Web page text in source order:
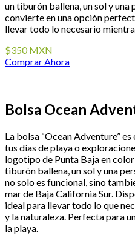
un tiburón ballena, un sol y una
convierte en una opción
llevar todo lo necesario
$350 MXN
Comprar Ahora
Bolsa Ocean
La bolsa “Ocean Adventure”
tus días de playa o
logotipo de Punta Baja en
tiburón ballena, un sol y una
no solo es funcional, sino
mar de Baja California Sur.
ideal para llevar todo lo que
y la naturaleza. Perfecta para
la playa.